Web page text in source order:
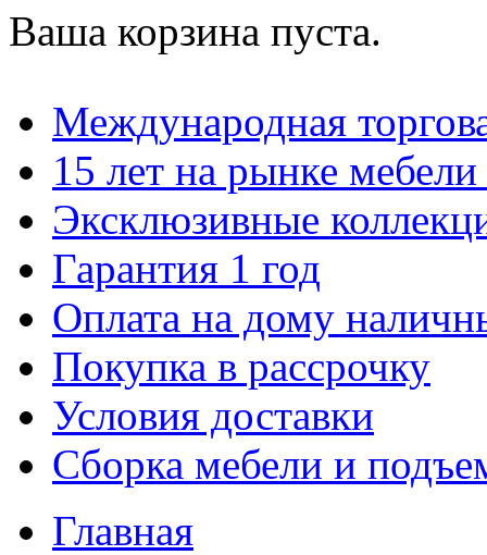
Ваша корзина пуста.
Международная
15 лет на рынке
Эксклюзивные
Гарантия 1 год
Оплата на дому
Покупка в рассрочку
Условия доставки
Сборка мебели и
Главная